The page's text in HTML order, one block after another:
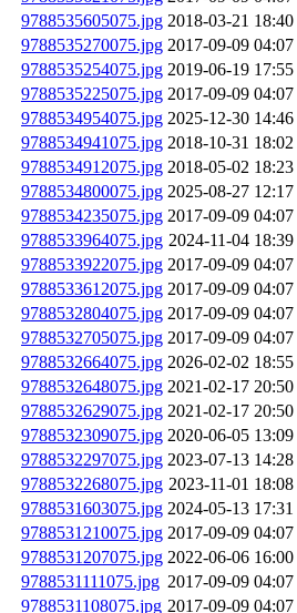
9788535605075.jpg 2018-03-21 18:40
9788535270075.jpg 2017-09-09 04:07
9788535254075.jpg 2019-06-19 17:55
9788535225075.jpg 2017-09-09 04:07
9788534954075.jpg 2025-12-30 14:46
9788534941075.jpg 2018-10-31 18:02
9788534912075.jpg 2018-05-02 18:23
9788534800075.jpg 2025-08-27 12:17
9788534235075.jpg 2017-09-09 04:07
9788533964075.jpg 2024-11-04 18:39
9788533922075.jpg 2017-09-09 04:07
9788533612075.jpg 2017-09-09 04:07
9788532804075.jpg 2017-09-09 04:07
9788532705075.jpg 2017-09-09 04:07
9788532664075.jpg 2026-02-02 18:55
9788532648075.jpg 2021-02-17 20:50
9788532629075.jpg 2021-02-17 20:50
9788532309075.jpg 2020-06-05 13:09
9788532297075.jpg 2023-07-13 14:28
9788532268075.jpg 2023-11-01 18:08
9788531603075.jpg 2024-05-13 17:31
9788531210075.jpg 2017-09-09 04:07
9788531207075.jpg 2022-06-06 16:00
9788531111075.jpg 2017-09-09 04:07
9788531108075.jpg 2017-09-09 04:07